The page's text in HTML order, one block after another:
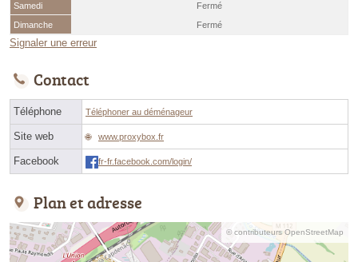
Samedi
Fermé
Dimanche
Fermé
Signaler une erreur
Contact
Téléphone Téléphoner au déménageur
Site web www.proxybox.fr
Facebook fr-fr.facebook.com/login/
Plan et adresse
© contributeurs OpenStreetMap